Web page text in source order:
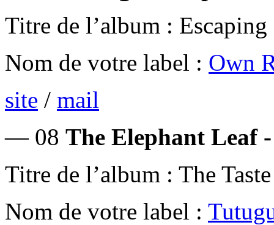
Titre de l’album :
Nom de votre label : Own
site / mail
— 08 The Elephant Leaf
Titre de l’album : The
Nom de votre label :